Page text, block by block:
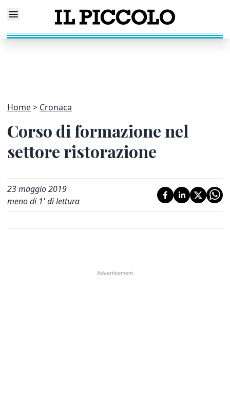
Home Cronaca
Corso di formazione nel
settore ristorazione
23 maggio 2019
meno di 1' di lettura